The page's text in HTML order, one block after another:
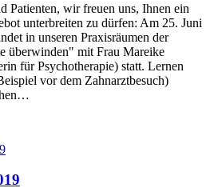
Patienten, wir freuen uns, Ihnen ein
unterbreiten zu dürfen: Am 25. Juni
in unseren Praxisräumen der
überwinden" mit Frau Mareike
für Psychotherapie) statt. Lernen
vor dem Zahnarztbesuch)